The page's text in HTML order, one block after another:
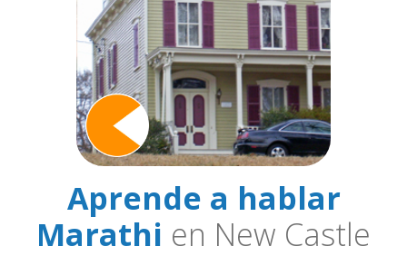
Aprende a hablar
Marathi en New Castle